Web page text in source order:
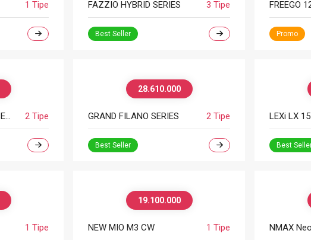
1 Tipe FAZZIO HYBRID SERIES 3 Tipe
Best Seller
FREEGO
Promo
GEAR ULTIMA HYBRID SERIES 2 Tipe
28.610.000
GRAND FILANO SERIES 2 Tipe
Best Seller
LEXi LX
Best
1 Tipe
19.100.000
NEW MIO M3 CW 1 Tipe